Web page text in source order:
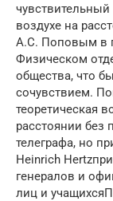
воздухе на
А.С. Поповым в
Физическом
общества, что
сочувствием.
теоретическая
расстоянии без
телеграфа, но
Heinrich
генералов и
лиц и